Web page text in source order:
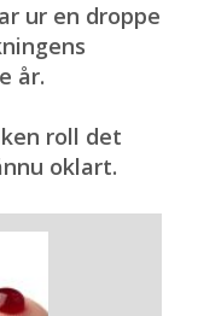
ur en droppe
år.
roll det
oklart.